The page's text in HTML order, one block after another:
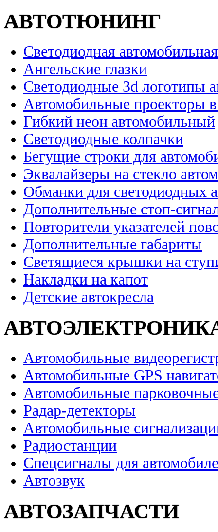
АВТОТЮНИНГ
Светодиодная
Ангельские глазки
Светодиодные 3d логотипы
Автомобильные проекторы
Гибкий неон автомобильный
Светодиодные колпачки
Бегущие строки для
Эквалайзеры на стекло
Обманки для светодиодных
Дополнительные стоп-
Повторители указателей
Дополнительные габариты
Светящиеся крышки на
Накладки на капот
Детские автокресла
Автомобильные
Автомобильные GPS
Автомобильные
Радар-детекторы
Автомобильные
Радиостанции
Спецсигналы для
Автозвук
АВТОЗАПЧАСТИ